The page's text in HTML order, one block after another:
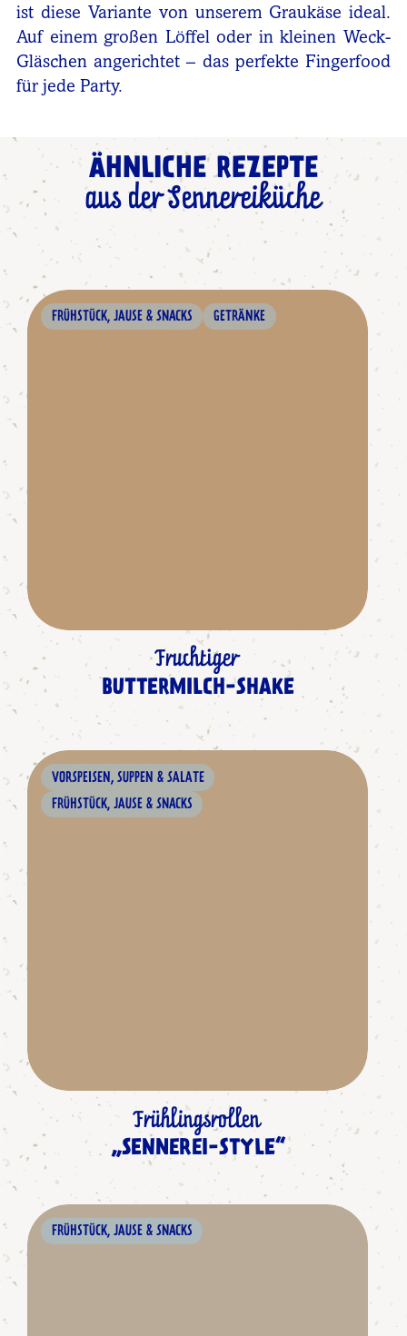
ist diese Variante von unserem Graukäse ideal.
Auf einem großen Löffel oder in kleinen Weck-
Gläschen angerichtet – das perfekte Fingerfood
für jede Party.
ÄHNLICHE REZEPTE
aus der Sennereiküche
FRÜHSTÜCK, JAUSE & SNACKS GETRÄNKE
Fruchtiger
BUTTERMILCH-SHAKE
VORSPEISEN, SUPPEN & SALATE
FRÜHSTÜCK, JAUSE & SNACKS
Frühlingsrollen
„SENNEREI-STYLE“
FRÜHSTÜCK, JAUSE & SNACKS